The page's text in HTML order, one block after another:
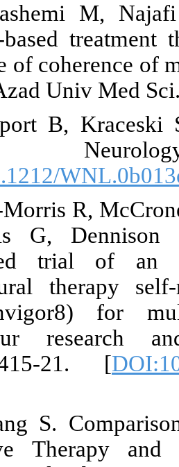
6.
solution-
the sense of
Tehran Azad
7. Rapaport
stress.
[
8. Moss-
K, Wills G,
controlled
behavioural
(MS
Behaviour
9. Farhang
Cognitive